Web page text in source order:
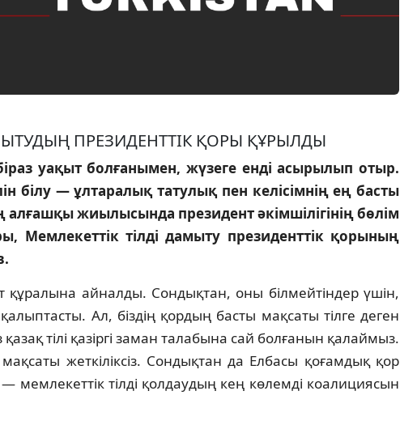
ПРЕЗИДЕНТТIК ҚОРЫ ҚҰРЫЛДЫ
уақыт болғанымен, жүзеге ендi асырылып отыр.
бiлу — ұлтаралық татулық пен келiсiмнiң ең басты
алғашқы жиылысында президент әкiмшiлiгiнiң бөлiм
Мемлекеттiк тiлдi дамыту президенттiк қорының
құралына айналды. Сондықтан, оны бiлмейтiндер үшiн,
Ал, бiздiң қордың басты мақсаты тiлге деген
қазақ тiлi қазiргi заман талабына сай болғанын қалаймыз.
жеткiлiксiз. Сондықтан да Елбасы қоғамдық қор
мемлекеттiк тiлдi қолдаудың кең көлемдi коалициясын